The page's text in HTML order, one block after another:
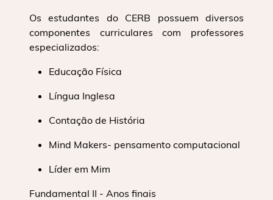
Os estudantes do CERB possuem diversos
componentes curriculares com professores
especializados:
Educação Física
Língua Inglesa
Contação de História
Mind Makers- pensamento computacional
Líder em Mim
Fundamental II - Anos finais